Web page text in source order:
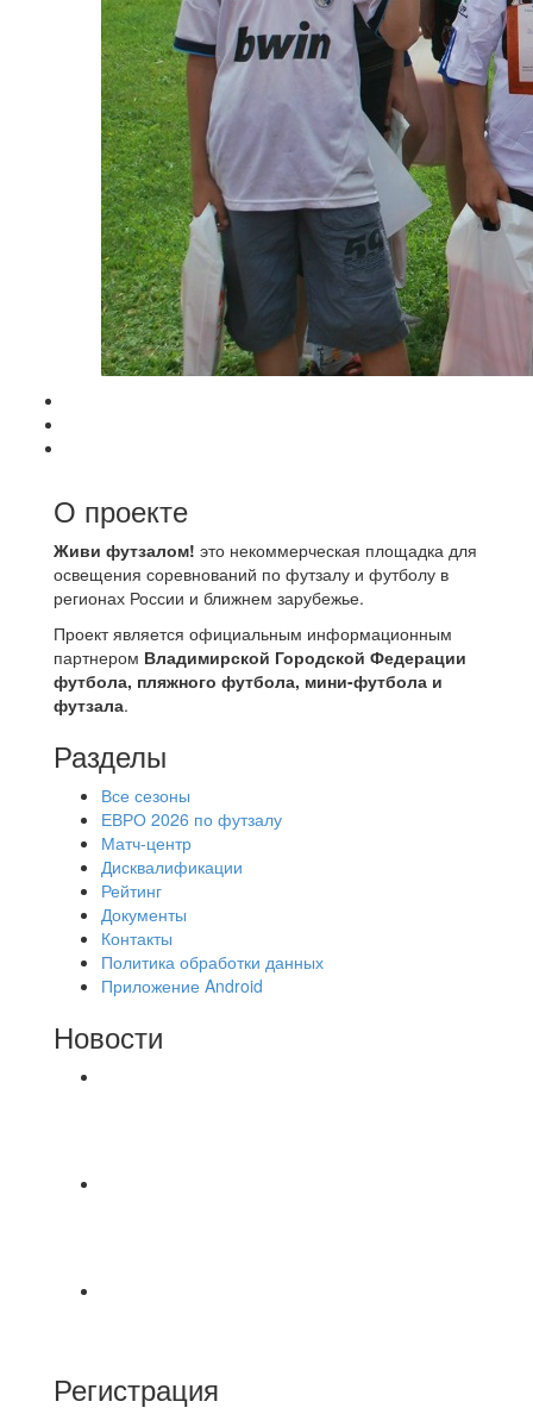
О проекте
Живи футзалом! это некоммерческая площадка для
освещения соревнований по футзалу и футболу в
регионах России и ближнем зарубежье.
Проект является официальным информационным
партнером Владимирской Городской Федерации
футбола, пляжного футбола, мини-футбола и
футзала.
Разделы
Все сезоны
ЕВРО 2026 по футзалу
Матч-центр
Дисквалификации
Рейтинг
Документы
Контакты
Политика обработки данных
Приложение Android
Новости
Регистрация